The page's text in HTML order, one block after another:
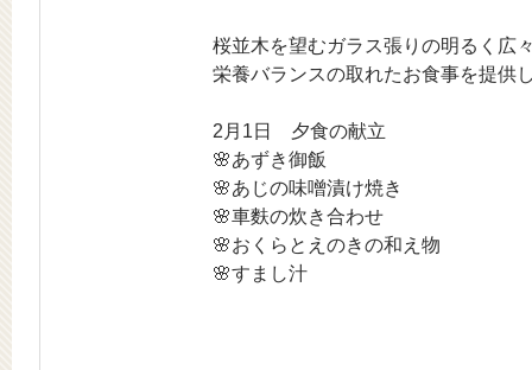
桜並木を望むガラス張りの明るく広
栄養バランスの取れたお食事を提供
2月1日 夕食の献立
🌸あずき御飯
🌸あじの味噌漬け焼き
🌸車麩の炊き合わせ
🌸おくらとえのきの和え物
🌸すまし汁